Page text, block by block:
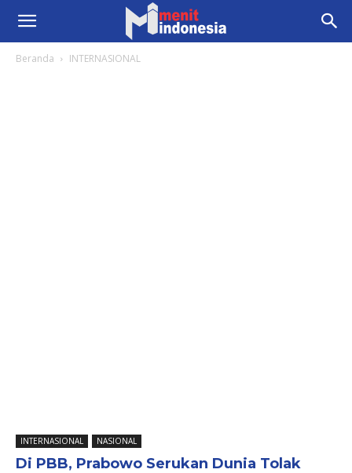
Beranda INTERNASIONAL
INTERNASIONAL NASIONAL
Di PBB, Prabowo Serukan Dunia Tolak